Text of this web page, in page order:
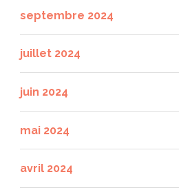
septembre 2024
juillet 2024
juin 2024
mai 2024
avril 2024